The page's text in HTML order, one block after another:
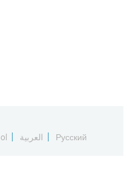
العربية Русский